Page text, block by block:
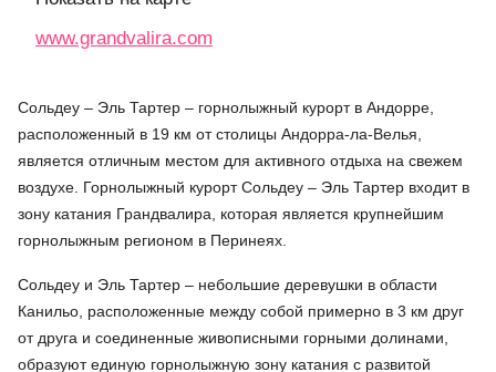
www.grandvalira.com
Сольдеу – Эль Тартер – горнолыжный курорт в Андорре,
расположенный в 19 км от столицы Андорра-ла-Велья,
является отличным местом для активного отдыха на свежем
воздухе. Горнолыжный курорт Сольдеу – Эль Тартер входит в
зону катания Грандвалира, которая является крупнейшим
горнолыжным регионом в Перинеях.
Сольдеу и Эль Тартер – небольшие деревушки в области
Канильо, расположенные между собой примерно в 3 км друг
от друга и соединенные живописными горными долинами,
образуют единую горнолыжную зону катания с развитой